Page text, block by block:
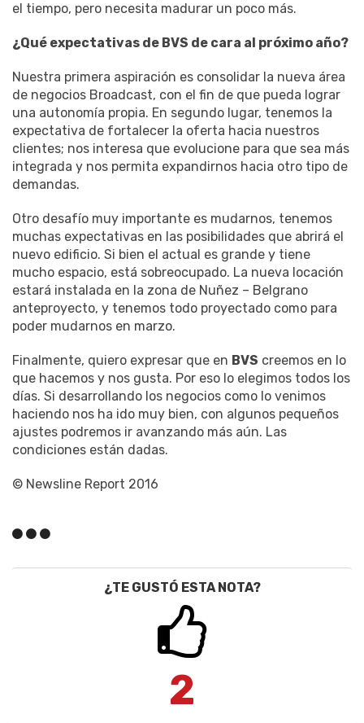
el tiempo, pero necesita madurar un poco más.
¿Qué expectativas de BVS de cara al próximo año?
Nuestra primera aspiración es consolidar la nueva área
de negocios Broadcast, con el fin de que pueda lograr
una autonomía propia. En segundo lugar, tenemos la
expectativa de fortalecer la oferta hacia nuestros
clientes; nos interesa que evolucione para que sea más
integrada y nos permita expandirnos hacia otro tipo de
demandas.
Otro desafío muy importante es mudarnos, tenemos
muchas expectativas en las posibilidades que abrirá el
nuevo edificio. Si bien el actual es grande y tiene
mucho espacio, está sobreocupado. La nueva locación
estará instalada en la zona de Nuñez – Belgrano
anteproyecto, y tenemos todo proyectado como para
poder mudarnos en marzo.
Finalmente, quiero expresar que en BVS creemos en lo
que hacemos y nos gusta. Por eso lo elegimos todos los
días. Si desarrollando los negocios como lo venimos
haciendo nos ha ido muy bien, con algunos pequeños
ajustes podremos ir avanzando más aún. Las
condiciones están dadas.
© Newsline Report 2016
¿TE GUSTÓ ESTA NOTA?
2